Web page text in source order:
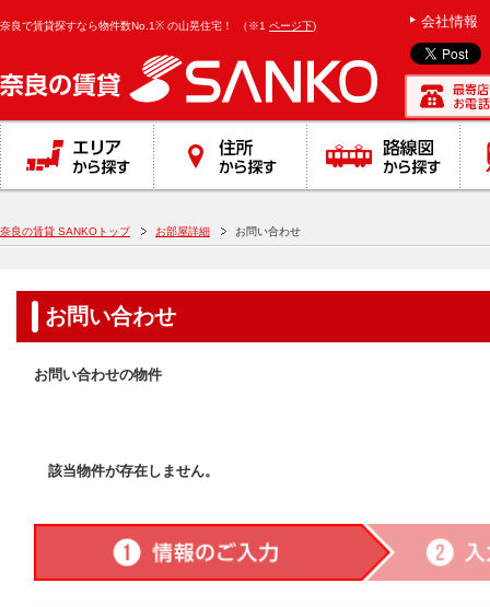
奈良で賃貸探すなら物件数No.1※ の山晃住宅！ （※1 ページ下) 会社情報
奈良の賃貸 SANKOトップ お部屋詳細 お問い合わせ
お問い合わせ
お問い合わせの物件
該当物件が存在しません。